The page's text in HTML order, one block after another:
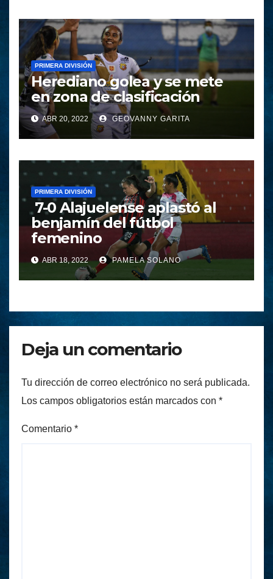
PRIMERA DIVISIÓN
Herediano golea y se mete
en zona de clasificación
ABR 20, 2022 GEOVANNY GARITA
PRIMERA DIVISIÓN
7-0 Alajuelense aplastó al
benjamín del fútbol
femenino
ABR 18, 2022 PAMELA SOLANO
Deja un comentario
Tu dirección de correo electrónico no será publicada.
Los campos obligatorios están marcados con *
Comentario *